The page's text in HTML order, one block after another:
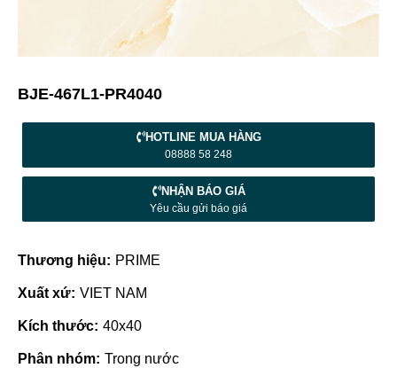
BJE-467L1-PR4040
HOTLINE MUA HÀNG
08888 58 248
NHẬN BÁO GIÁ
Yêu cầu gửi báo giá
Thương hiệu: PRIME
Xuất xứ: VIET NAM
Kích thước: 40x40
Phân nhóm: Trong nước